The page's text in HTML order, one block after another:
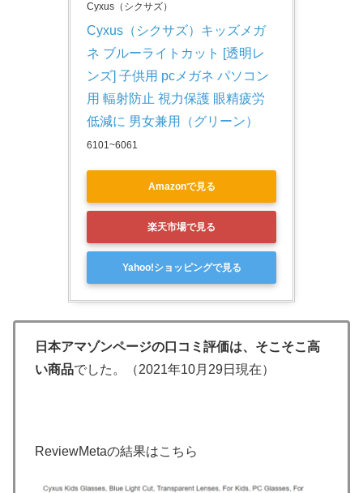
Cyxus（シクサズ）
Cyxus（シクサズ）キッズメガ
ネ ブルーライトカット [透明レ
ンズ] 子供用 pcメガネ パソコン
用 輻射防止 視力保護 眼精疲労
低減に 男女兼用（グリーン）
6101~6061
Amazonで見る
楽天市場で見る
Yahoo!ショッピングで見る
日本アマゾンページの口コミ評価は、そこそこ高
い商品でした。（2021年10月29日現在）
ReviewMetaの結果はこちら